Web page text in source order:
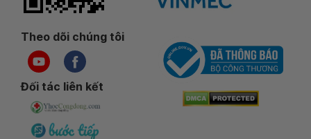
Theo dõi chúng tôi
Đối tác liên kết